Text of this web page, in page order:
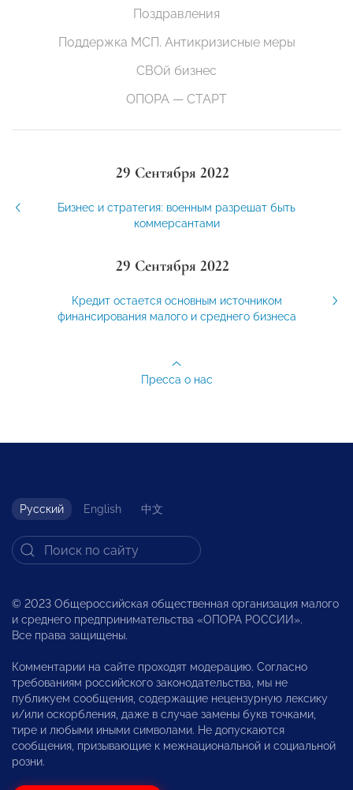
Поздравления
Поддержка МСП. Антикризисные меры
СВОй бизнес
ОПОРА — СТАРТ
29 Сентября 2022
Бизнес и стратегия: военным разрешат быть
коммерсантами
29 Сентября 2022
Кредит остается основным источником
финансирования малого и среднего бизнеса
Пресса о нас
Русский English 中文
© 2023 Общероссийская общественная организация малого
и среднего предпринимательства «ОПОРА РОССИИ».
Все права защищены.
Комментарии на сайте проходят модерацию. Согласно
требованиям российского законодательства, мы не
публикуем сообщения, содержащие нецензурную лексику
и/или оскорбления, даже в случае замены букв точками,
тире и любыми иными символами. Не допускаются
сообщения, призывающие к межнациональной и социальной
розни.